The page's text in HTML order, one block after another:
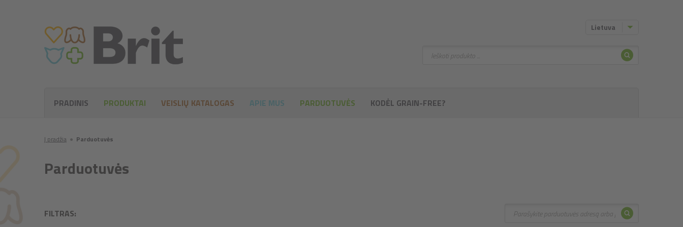
Į pradžią ● Parduotuvės
Parduotuvės
FILTRAS: Ieškoti Ieškoti
Lietuva
Ieškoti Ieškoti
PRADINIS PRODUKTAI VEISLIŲ KATALOGAS APIE MUS PARDUOTUVĖS KODĖL GRAIN-FREE?